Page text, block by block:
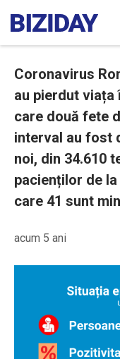
Coronavirus
au pierdut viața
care două fete
interval au fost
noi, din 34.610
pacienților de la
care 41 sunt
acum 5 ani